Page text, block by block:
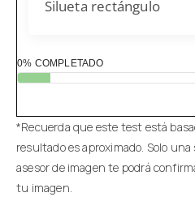
Silueta rectángulo
0% COMPLETADO
*Recuerda que este test está
resultado es aproximado. Solo
asesor de imagen te podrá
tu imagen.